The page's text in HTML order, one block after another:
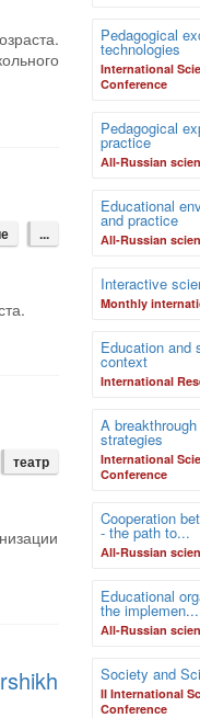
...
театр
Pedagogical
technologies
International
Conference
Pedagogical
practice
Аll-Russian
Educational
and practice
Аll-Russian
Interactive
Monthly
Education and
context
International
A
strategies
International
Conference
Cooperation
- the path to...
Аll-Russian
Educational
the implemen...
Аll-Russian
Society and
II International
Conference